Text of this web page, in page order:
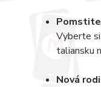
Vyberte
taliansku
Nová